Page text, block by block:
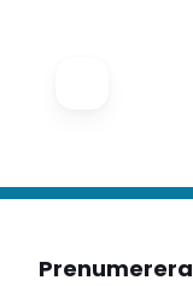
Prenumerera